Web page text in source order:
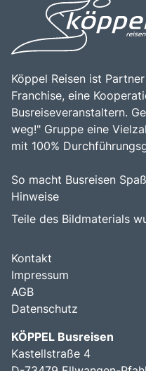
Köppel Reisen ist
Franchise, eine
Busreiseveranstaltern.
weg!" Gruppe eine
mit 100%
So macht Busreisen
Hinweise
Teile des Bildmaterials
Kontakt
Impressum
AGB
Datenschutz
KÖPPEL Busreisen
Kastellstraße 4